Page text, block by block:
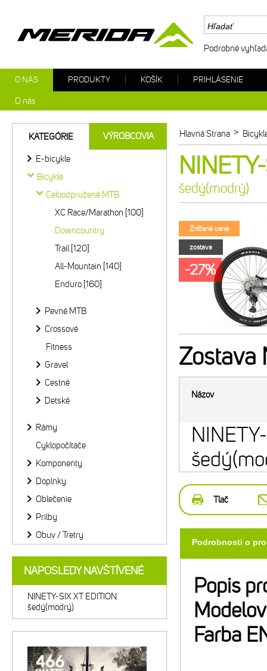
Hlavná Strana >
šedý(modrý)
Znížená cena
zostava
-27%
Zostava
Názov
Tlač
Podrobnosti o
Popis
Farba
KATEGÓRIE VÝROBCOVIA
E-bicykle
Bicykle
Celoodpružené MTB
XC Race/Marathon [100]
Downcountry
Trail [120]
All-Mountain [140]
Enduro [160]
Pevné MTB
Crossové
Fitness
Gravel
Cestné
Detské
Rámy
Cyklopočítače
Komponenty
Doplnky
Oblečenie
Prilby
Obuv / Tretry
NAPOSLEDY NAVŠTÍVENÉ
NINETY-SIX XT EDITION
šedý(modrý)
Podrobné
O NÁS
O nás
PRODUKTY KOŠÍK PRIHLÁSENIE